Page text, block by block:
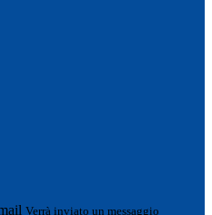
Verrà inviato un messaggio